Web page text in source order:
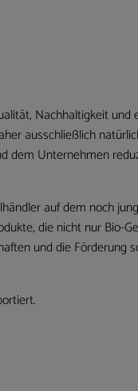
Nachhaltigkeit
ausschließlich
Unternehmen
auf dem noch
die nicht nur Bio-
und die Förderung